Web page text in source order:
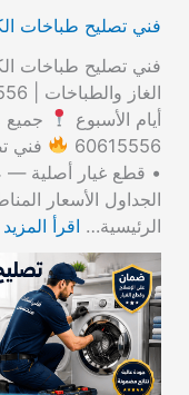
فني تصليح طباخات الكويت 24 ساعة | صيانة
الغاز والطباخات | 60615556
أيام الأسبوع
جميع
60615556
فني
الجداول الأسعار
الرئيسية… اقرأ المزيد